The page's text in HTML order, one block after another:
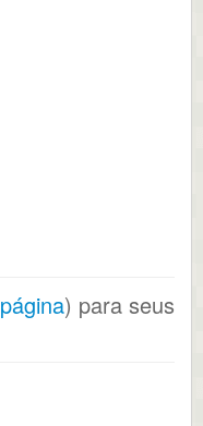
página) para seus